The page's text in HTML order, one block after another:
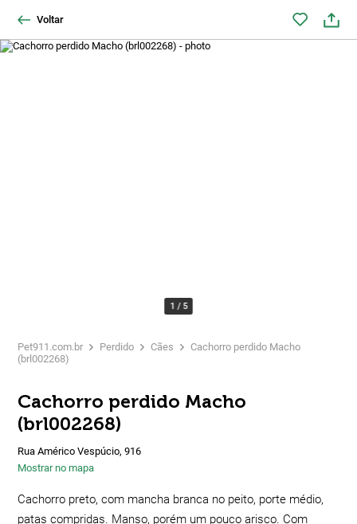
Voltar
1 / 5
Pet911.com.br Perdido Cães
Cachorro perdido Macho
(brl002268)
Cachorro perdido Macho
(brl002268)
Rua Américo Vespúcio, 916
Mostrar no mapa
Cachorro preto, com mancha branca no peito, porte médio,
patas compridas. Manso, porém um pouco arisco. Com